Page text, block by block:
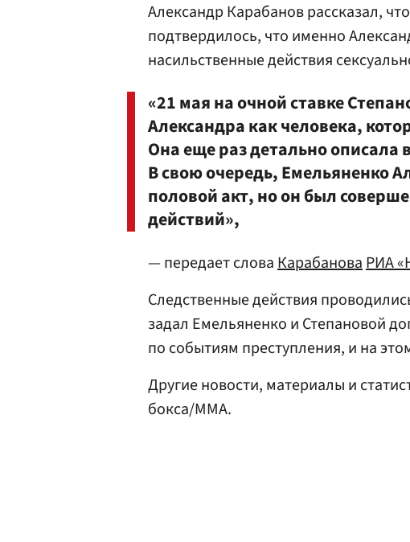
Александр Карабанов рассказал,
подтвердилось, что именно
насильственные действия
«21 мая на очной ставке
Александра как человека,
Она еще раз детально описала
В свою очередь, Емельяненко
половой акт, но он был
действий»,
— передает словаКарабановаРИА
Следственные действия
задал Емельяненко и Степановой
по событиям преступления, и на
Другие новости, материалы и
бокса/ММА.